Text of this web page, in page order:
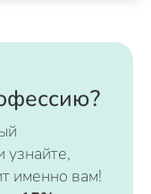
узнайте,
именно вам!